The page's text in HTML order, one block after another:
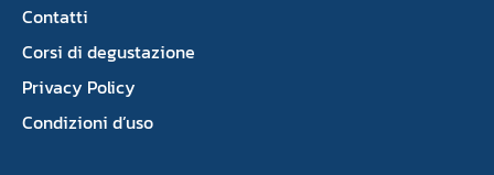
Contatti
Corsi di degustazione
Privacy Policy
Condizioni d’uso